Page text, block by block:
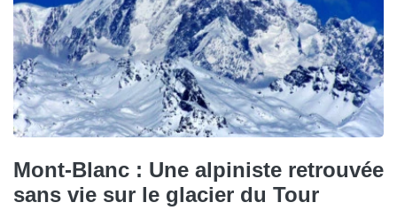
Mont-Blanc : Une alpiniste retrouvée
sans vie sur le glacier du Tour